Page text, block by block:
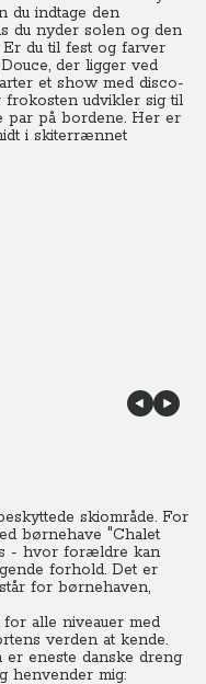
du indtage den
du nyder solen og den
Er du til fest og farver
der ligger ved
et show med disco-
frokosten udvikler sig til
par på bordene. Her er
i skiterrænnet
skiområde. For
børnehave "Chalet
- hvor forældre kan
forhold. Det er
for børnehaven,
alle niveauer med
verden at kende.
er eneste danske dreng
henvender mig: